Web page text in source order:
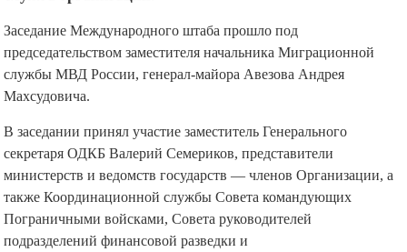
Заседание Международного штаба прошло под
председательством заместителя начальника Миграционной
службы МВД России, генерал-майора Авезова Андрея
Махсудовича.
В заседании принял участие заместитель Генерального
секретаря ОДКБ Валерий Семериков, представители
министерств и ведомств государств — членов Организации, а
также Координационной службы Совета командующих
Пограничными войсками, Совета руководителей
подразделений финансовой разведки и